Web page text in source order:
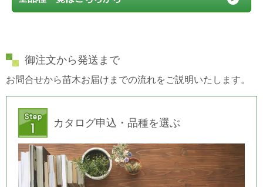
御注文から発送まで
お問合せから苗木お届けまでの流れをご説明いたします。
カタログ申込・品種を選ぶ